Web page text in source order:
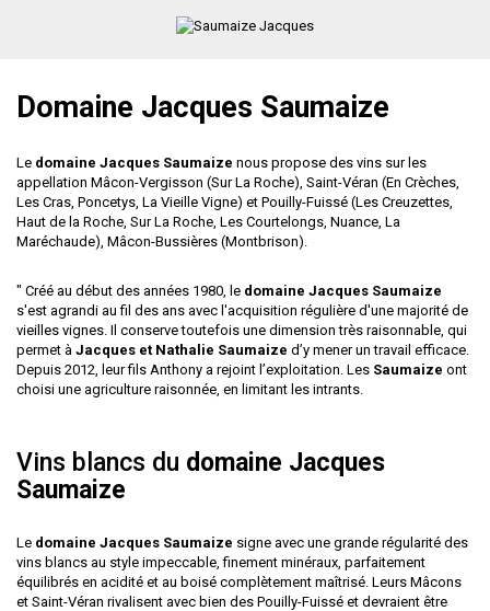
Domaine Jacques Saumaize
Le domaine Jacques Saumaize nous propose des vins sur les
appellation Mâcon-Vergisson (Sur La Roche), Saint-Véran (En Crèches,
Les Cras, Poncetys, La Vieille Vigne) et Pouilly-Fuissé (Les Creuzettes,
Haut de la Roche, Sur La Roche, Les Courtelongs, Nuance, La
Maréchaude), Mâcon-Bussières (Montbrison).
" Créé au début des années 1980, le domaine Jacques Saumaize
s'est agrandi au fil des ans avec l'acquisition régulière d'une majorité de
vieilles vignes. Il conserve toutefois une dimension très raisonnable, qui
permet à Jacques et Nathalie Saumaize d’y mener un travail efficace.
Depuis 2012, leur fils Anthony a rejoint l’exploitation. Les Saumaize ont
choisi une agriculture raisonnée, en limitant les intrants.
Vins blancs du domaine Jacques
Saumaize
Le domaine Jacques Saumaize signe avec une grande régularité des
vins blancs au style impeccable, finement minéraux, parfaitement
équilibrés en acidité et au boisé complètement maîtrisé. Leurs Mâcons
et Saint-Véran rivalisent avec bien des Pouilly-Fuissé et devraient être